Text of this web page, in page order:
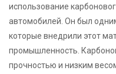
использование
автомобилей. Он был
которые внедрили этот
промышленность.
прочностью и низким